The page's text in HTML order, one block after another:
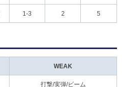
1-3 2 5
WEAK
打撃/実弾/ビーム